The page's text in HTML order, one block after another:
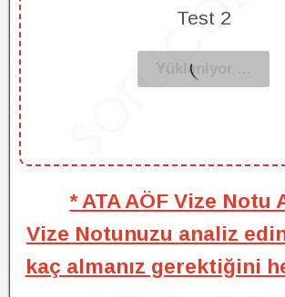
Test 2
* ATA AÖF Vize Notu
Vize Notunuzu analiz
kaç almanız gerektiğini